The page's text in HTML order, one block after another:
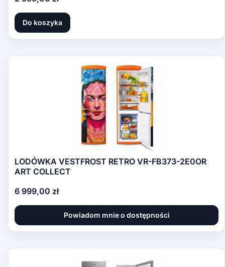
Do koszyka
LODÓWKA VESTFROST RETRO VR-FB373-2E0OR
ART COLLECT
Cena
6 999,00 zł
Powiadom mnie o dostępności